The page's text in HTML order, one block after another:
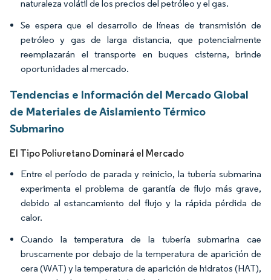
naturaleza volátil de los precios del petróleo y el gas.
Se espera que el desarrollo de líneas de transmisión de
petróleo y gas de larga distancia, que potencialmente
reemplazarán el transporte en buques cisterna, brinde
oportunidades al mercado.
Tendencias e Información del Mercado Global
de Materiales de Aislamiento Térmico
Submarino
El Tipo Poliuretano Dominará el Mercado
Entre el período de parada y reinicio, la tubería submarina
experimenta el problema de garantía de flujo más grave,
debido al estancamiento del flujo y la rápida pérdida de
calor.
Cuando la temperatura de la tubería submarina cae
bruscamente por debajo de la temperatura de aparición de
cera (WAT) y la temperatura de aparición de hidratos (HAT),